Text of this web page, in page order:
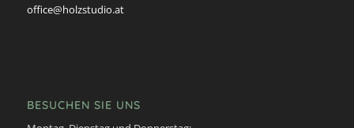
office@holzstudio.at
BESUCHEN SIE UNS